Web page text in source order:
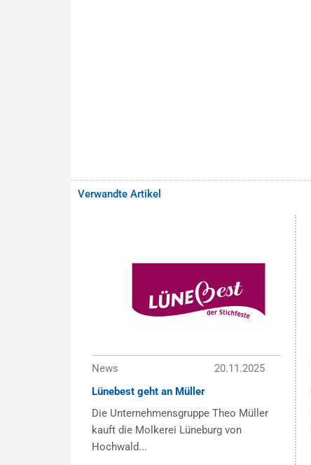
Verwandte Artikel
News
20.11.2025
Lünebest geht an Müller
Die Unternehmensgruppe Theo Müller
kauft die Molkerei Lüneburg von
Hochwald...